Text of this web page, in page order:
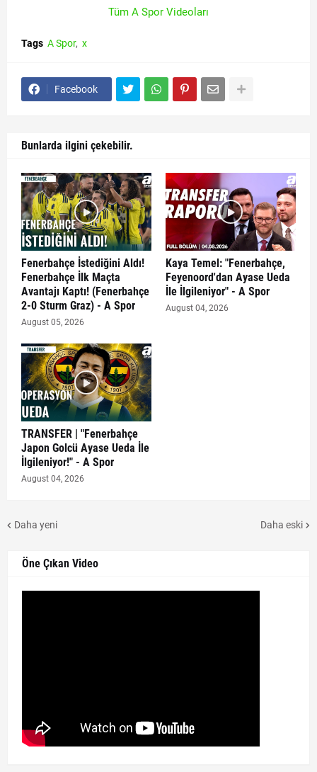
Tüm A Spor Videoları
Tags A Spor x
Facebook
Bunlarda ilgini çekebilir.
Fenerbahçe İstediğini Aldı!
Fenerbahçe İlk Maçta
Avantajı Kaptı! (Fenerbahçe
2-0 Sturm Graz) - A Spor
August 05, 2026
Kaya Temel: "Fenerbahçe,
Feyenoord'dan Ayase Ueda
İle İlgileniyor" - A Spor
August 04, 2026
TRANSFER | "Fenerbahçe
Japon Golcü Ayase Ueda İle
İlgileniyor!" - A Spor
August 04, 2026
Daha yeni Daha eski
Öne Çıkan Video